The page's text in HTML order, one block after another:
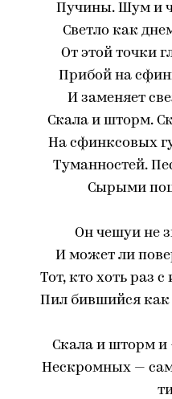
Пучины. Шум и
Светло как
От этой точки
Прибой на
И заменяет
Скала и шторм.
На сфинксовых
Туманностей.
Сырыми
Он чешуи не
И может ли
Тот, кто хоть раз
Пил бившийся как
Скала и шторм и
Нескромных —